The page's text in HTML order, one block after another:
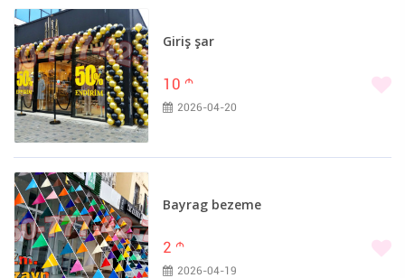
Giriş şar
10 m
2026-04-20
Bayrag bezeme
2 m
2026-04-19